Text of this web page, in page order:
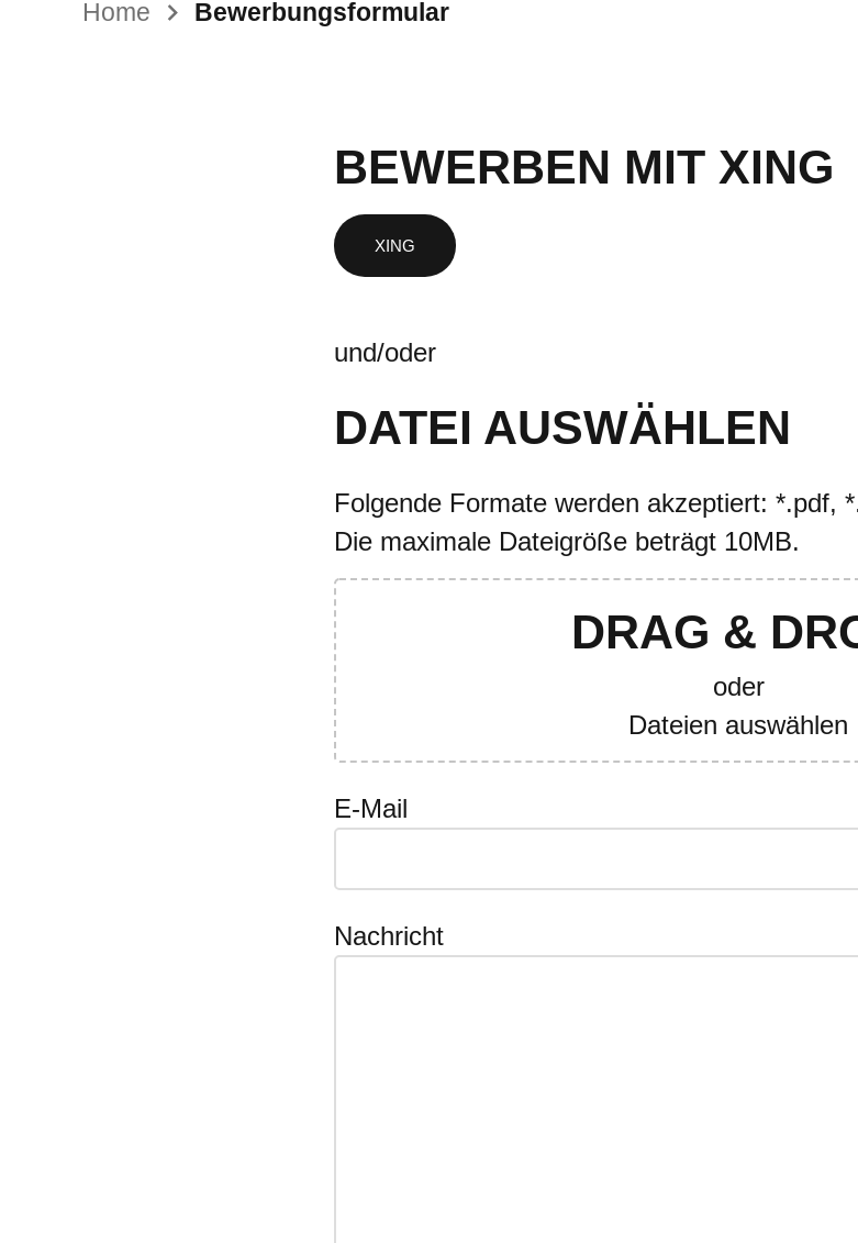
Home Bewerbungsformular
BEWERBEN MIT XING
und/oder
DATEI AUSWÄHLEN
Folgende Formate werden akzeptiert: *.pdf,
Die maximale Dateigröße beträgt 10MB.
DRAG &
oder
Dateien auswählen
E-Mail
Nachricht